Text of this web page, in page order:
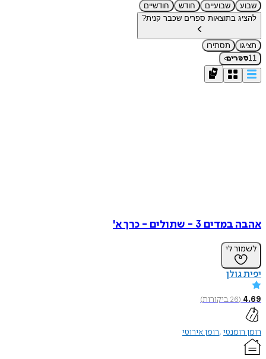
שבוע שבועיים חודש
חודשיים
להציג בתוצאות ספרים שכבר קנית?
תציגו
תסתירו
11ספרים›
אהבה במדים 3 - שתולים - כרך א'
לשמור לי
יפית גולן
4.69
(
26ביקורות)
רומן רומנטי רומן אירוטי